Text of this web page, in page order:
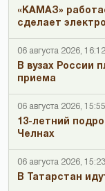
«КАМАЗ»
сделает
06 августа 2026, 16:12
В вузах России
приема
06 августа 2026, 15:55
13-летний
Челнах
06 августа 2026, 15:23
В Татарстан